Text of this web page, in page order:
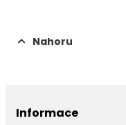
Nahoru
Informace